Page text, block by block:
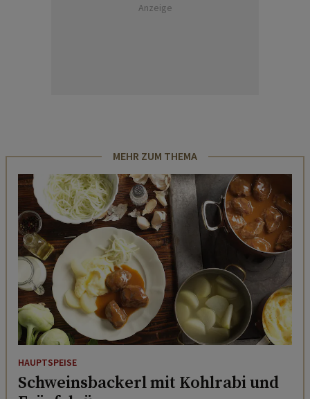
Anzeige
MEHR ZUM THEMA
HAUPTSPEISE
Schweinsbackerl mit Kohlrabi und